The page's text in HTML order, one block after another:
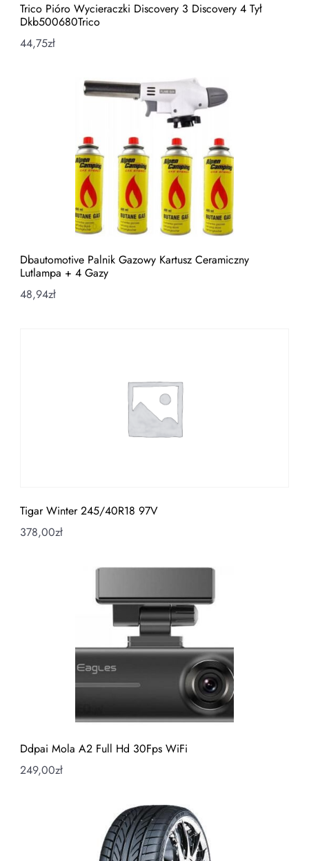
Trico Pióro Wycieraczki Discovery 3 Discovery 4 Tył
Dkb500680Trico
44,75zł
Dbautomotive Palnik Gazowy Kartusz Ceramiczny
Lutlampa + 4 Gazy
48,94zł
Tigar Winter 245/40R18 97V
378,00zł
Ddpai Mola A2 Full Hd 30Fps WiFi
249,00zł